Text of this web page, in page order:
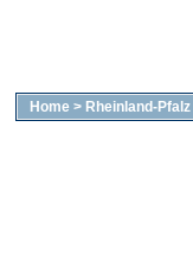
Home > Rheinland-Pfalz